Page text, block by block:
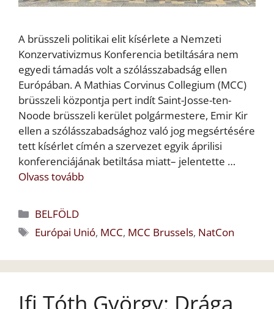
A brüsszeli politikai elit kísérlete a Nemzeti
Konzervativizmus Konferencia betiltására nem
egyedi támadás volt a szólásszabadság ellen
Európában. A Mathias Corvinus Collegium (MCC)
brüsszeli központja pert indít Saint-Josse-ten-
Noode brüsszeli kerület polgármestere, Emir Kir
ellen a szólásszabadsághoz való jog megsértésére
tett kísérlet címén a szervezet egyik áprilisi
konferenciájának betiltása miatt– jelentette …
Olvass tovább
Kategória
BELFÖLD
Címkék
Európai Unió, MCC, MCC Brussels, NatCon
Ifj Tóth György: Drága